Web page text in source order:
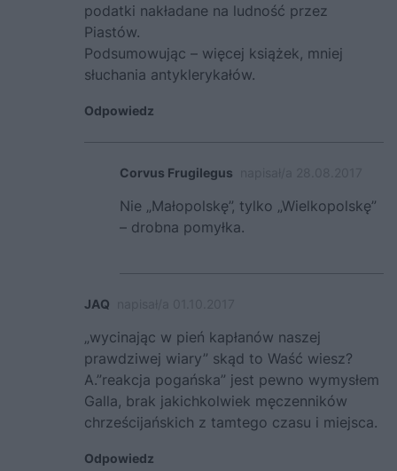
podatki nakładane na ludność przez
Piastów.
Podsumowując – więcej książek, mniej
słuchania antyklerykałów.
Odpowiedz
Corvus Frugilegus
Nie „Małopolskę”, tylko „Wielkopolskę”
– drobna pomyłka.
JAQ
„wycinając w pień kapłanów naszej
prawdziwej wiary” skąd to Waść wiesz?
A.”reakcja pogańska” jest pewno wymysłem
Galla, brak jakichkolwiek męczenników
chrześcijańskich z tamtego czasu i miejsca.
Odpowiedz